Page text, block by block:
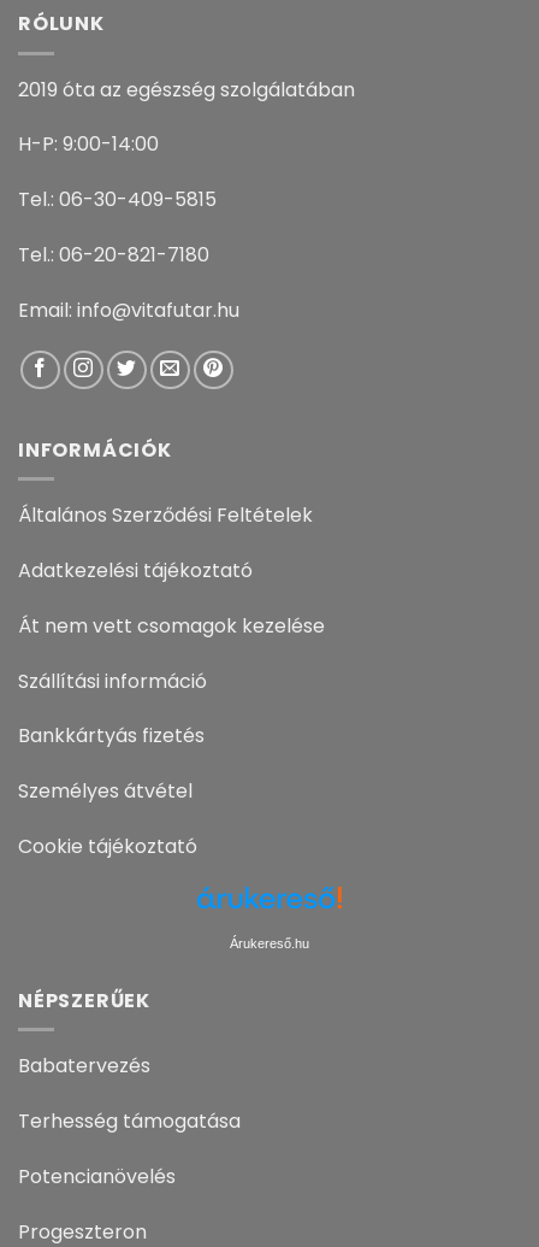
RÓLUNK
2019 óta az egészség szolgálatában
H-P: 9:00-14:00
Tel.: 06-30-409-5815
Tel.: 06-20-821-7180
Email: info@vitafutar.hu
INFORMÁCIÓK
Általános Szerződési Feltételek
Adatkezelési tájékoztató
Át nem vett csomagok kezelése
Szállítási információ
Bankkártyás fizetés
Személyes átvétel
Cookie tájékoztató
Árukereső.hu
NÉPSZERŰEK
Babatervezés
Terhesség támogatása
Potencianövelés
Progeszteron